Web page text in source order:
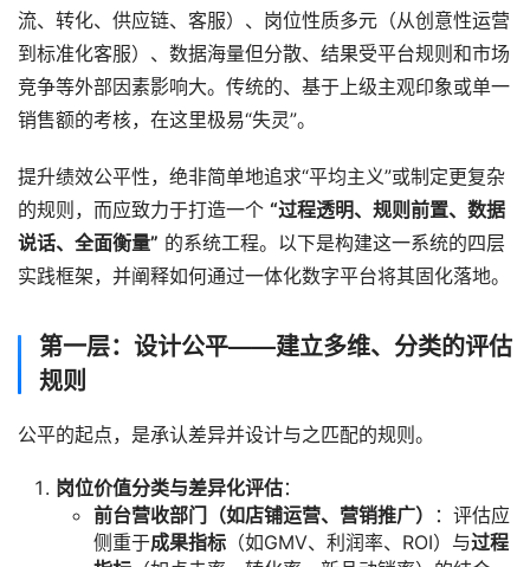
流、转化、供应链、客服）、岗位性质多元（从创意性运营
到标准化客服）、数据海量但分散、结果受平台规则和市场
竞争等外部因素影响大。传统的、基于上级主观印象或单一
销售额的考核，在这里极易“失灵”。
提升绩效公平性，绝非简单地追求“平均主义”或制定更复杂
的规则，而应致力于打造一个 “过程透明、规则前置、数据
说话、全面衡量” 的系统工程。以下是构建这一系统的四层
实践框架，并阐释如何通过一体化数字平台将其固化落地。
第一层：设计公平——建立多维、分类的评估
规则
公平的起点，是承认差异并设计与之匹配的规则。
岗位价值分类与差异化评估：
前台营收部门（如店铺运营、营销推广）
：评估应
侧重于成果指标 （如GMV、利润率、ROI）与过程